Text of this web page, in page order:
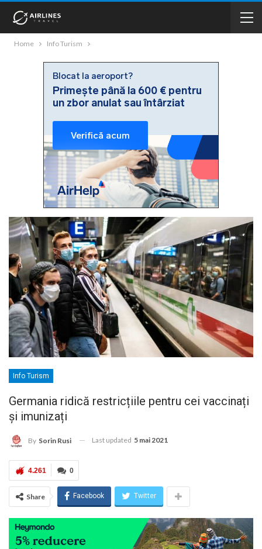
Home Info Turism
Info Turism
Germania ridică restricțiile pentru cei vaccinați
și imunizați
By Sorin Rusi Last updated 5 mai 2021
0
4.261
Share Facebook Twitter